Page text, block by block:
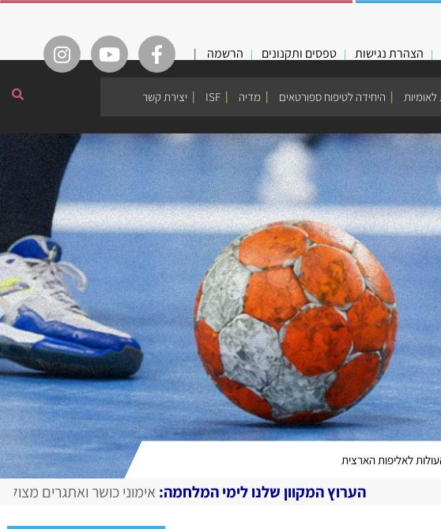
הצהרת נגישות טפסים ותקנונים הרשמה |
לאומיות היחידה לטיפוח ספורטאים מדיה ISF יצירת קשר
לאליפות הארצית
המקוון שלנו לימי המלחמה:אימוני כושר ואתגרים מצולמים, מגזין דיגיטלי